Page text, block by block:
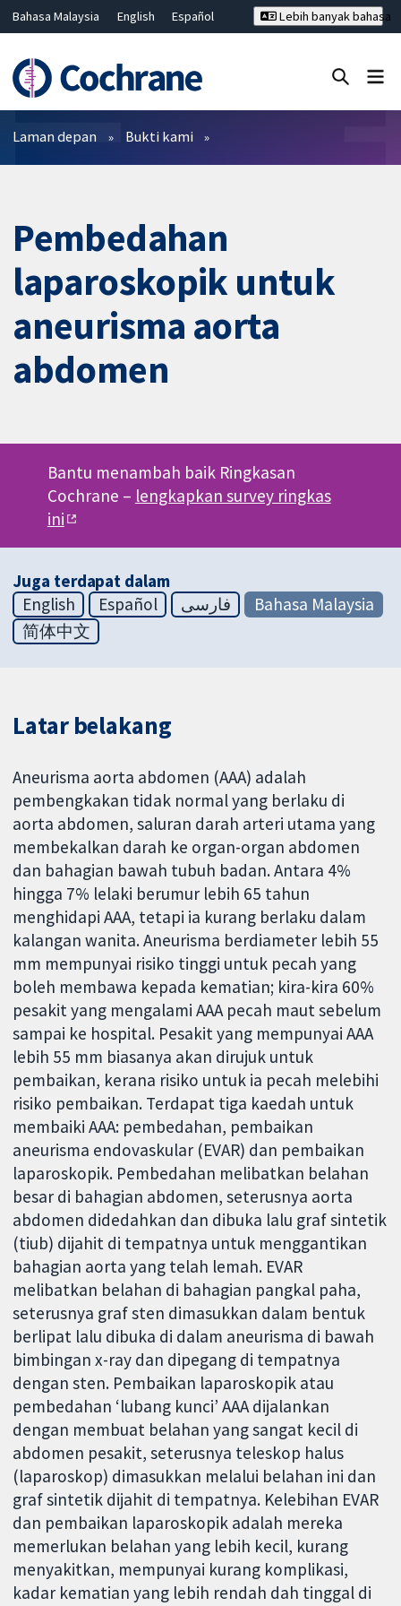
Bahasa Malaysia English
Español
Hrvatski
Deutsch ไทย
繁體中文
简体中文
Lebih banyak bahasa
Penapis
Laman depan Bukti kami
Pembedahan
laparoskopik untuk
aneurisma aorta
abdomen
Bantu menambah baik Ringkasan
Cochrane – lengkapkan survey ringkas
ini
Juga terdapat dalam
English
Español فارسی
Bahasa Malaysia
简体中文
Latar belakang
Aneurisma aorta abdomen (AAA) adalah
pembengkakan tidak normal yang berlaku di
aorta abdomen, saluran darah arteri utama yang
membekalkan darah ke organ-organ abdomen
dan bahagian bawah tubuh badan. Antara 4%
hingga 7% lelaki berumur lebih 65 tahun
menghidapi AAA, tetapi ia kurang berlaku dalam
kalangan wanita. Aneurisma berdiameter lebih 55
mm mempunyai risiko tinggi untuk pecah yang
boleh membawa kepada kematian; kira-kira 60%
pesakit yang mengalami AAA pecah maut sebelum
sampai ke hospital. Pesakit yang mempunyai AAA
lebih 55 mm biasanya akan dirujuk untuk
pembaikan, kerana risiko untuk ia pecah melebihi
risiko pembaikan. Terdapat tiga kaedah untuk
membaiki AAA: pembedahan, pembaikan
aneurisma endovaskular (EVAR) dan pembaikan
laparoskopik. Pembedahan melibatkan belahan
besar di bahagian abdomen, seterusnya aorta
abdomen didedahkan dan dibuka lalu graf sintetik
(tiub) dijahit di tempatnya untuk menggantikan
bahagian aorta yang telah lemah. EVAR
melibatkan belahan di bahagian pangkal paha,
seterusnya graf sten dimasukkan dalam bentuk
berlipat lalu dibuka di dalam aneurisma di bawah
bimbingan x-ray dan dipegang di tempatnya
dengan sten. Pembaikan laparoskopik atau
pembedahan ‘lubang kunci’ AAA dijalankan
dengan membuat belahan yang sangat kecil di
abdomen pesakit, seterusnya teleskop halus
(laparoskop) dimasukkan melalui belahan ini dan
graf sintetik dijahit di tempatnya. Kelebihan EVAR
dan pembaikan laparoskopik adalah mereka
memerlukan belahan yang lebih kecil, kurang
menyakitkan, mempunyai kurang komplikasi,
kadar kematian yang lebih rendah dah tinggal di